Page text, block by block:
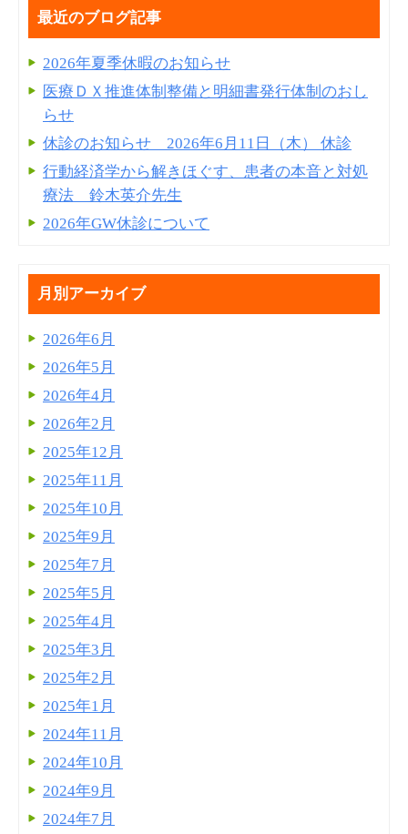
最近のブログ記事
2026年夏季休暇のお知らせ
医療ＤＸ推進体制整備と明細書発⾏体制のおし
らせ
休診のお知らせ 2026年6月11日（木） 休診
行動経済学から解きほぐす、患者の本音と対処
療法 鈴木英介先生
2026年GW休診について
月別アーカイブ
2026年6月
2026年5月
2026年4月
2026年2月
2025年12月
2025年11月
2025年10月
2025年9月
2025年7月
2025年5月
2025年4月
2025年3月
2025年2月
2025年1月
2024年11月
2024年10月
2024年9月
2024年7月